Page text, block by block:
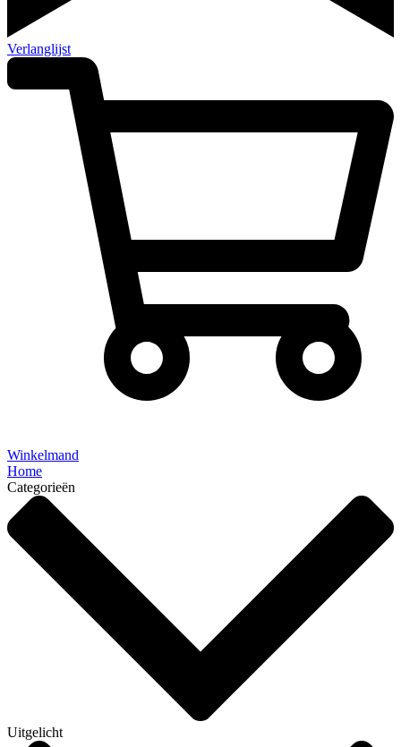
Verlanglijst
Winkelmand
Home
Categorieën
Uitgelicht